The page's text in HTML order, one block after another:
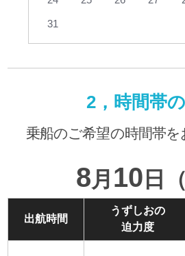
31
2，時間帯
乗船のご希望の時間帯
8月 10 日
出航時間
うずしおの
迫力度